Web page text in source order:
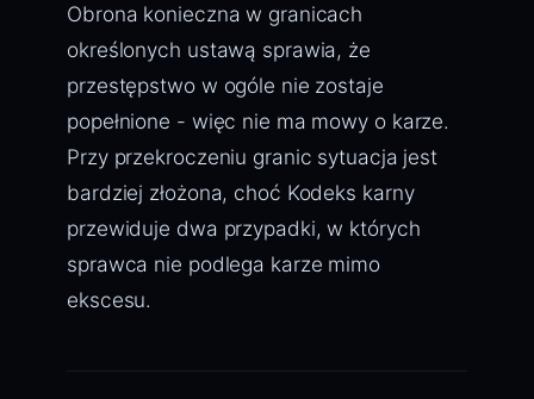
Obrona konieczna w granicach
określonych ustawą sprawia, że
przestępstwo w ogóle nie zostaje
popełnione - więc nie ma mowy o karze.
Przy przekroczeniu granic sytuacja jest
bardziej złożona, choć Kodeks karny
przewiduje dwa przypadki, w których
sprawca nie podlega karze mimo
ekscesu.